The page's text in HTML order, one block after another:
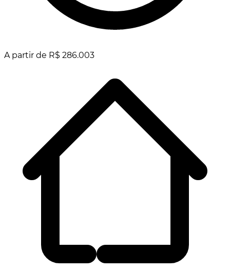
A partir de R$ 286.003